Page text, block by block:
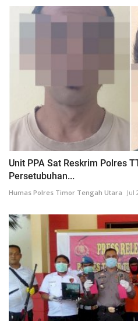
Unit PPA Sat Reskrim Polres
Persetubuhan...
Humas Polres Timor Tengah Utara Jul